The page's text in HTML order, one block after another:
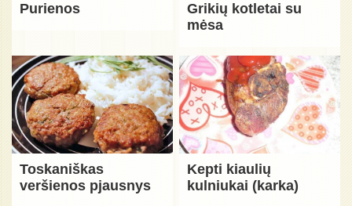
Purienos
Grikių kotletai su
mėsa
Toskaniškas
veršienos pjausnys
Kepti kiaulių
kulniukai (karka)